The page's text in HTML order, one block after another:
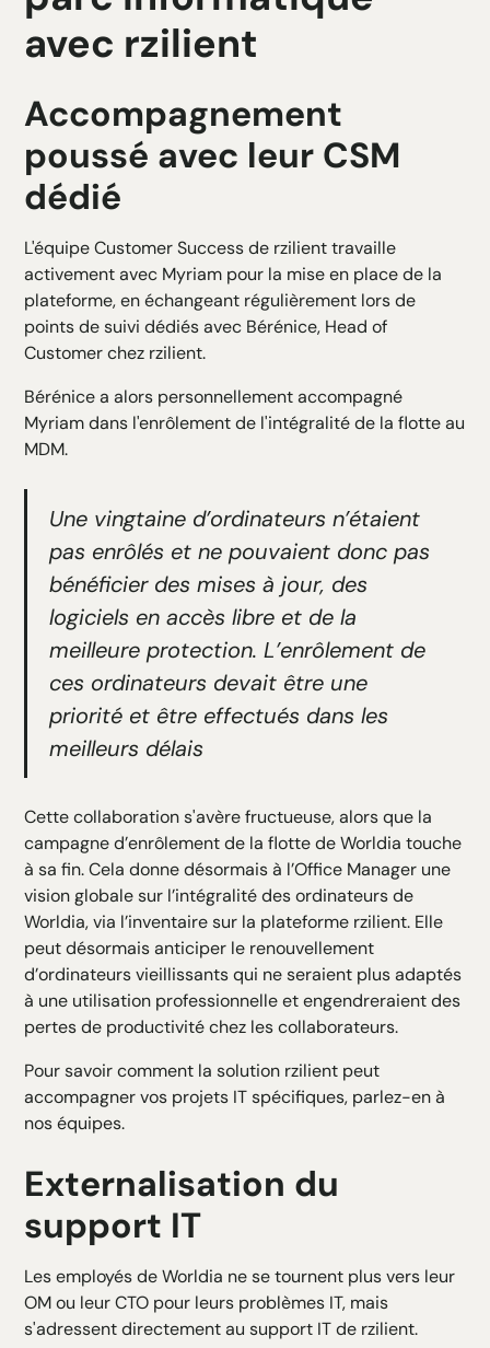
avec rzilient
Accompagnement
poussé avec leur CSM
dédié
L'équipe Customer Success de rzilient travaille
activement avec Myriam pour la mise en place de la
plateforme, en échangeant régulièrement lors de
points de suivi dédiés avec Bérénice, Head of
Customer chez rzilient.
Bérénice a alors personnellement accompagné
Myriam dans l'enrôlement de l'intégralité de la flotte au
MDM.
Une vingtaine d’ordinateurs n’étaient
pas enrôlés et ne pouvaient donc pas
bénéficier des mises à jour, des
logiciels en accès libre et de la
meilleure protection. L’enrôlement de
ces ordinateurs devait être une
priorité et être effectués dans les
meilleurs délais
Cette collaboration s'avère fructueuse, alors que la
campagne d’enrôlement de la flotte de Worldia touche
à sa fin. Cela donne désormais à l’Office Manager une
vision globale sur l’intégralité des ordinateurs de
Worldia, via l’inventaire sur la plateforme rzilient. Elle
peut désormais anticiper le renouvellement
d’ordinateurs vieillissants qui ne seraient plus adaptés
à une utilisation professionnelle et engendreraient des
pertes de productivité chez les collaborateurs.
Pour savoir comment la solution rzilient peut
accompagner vos projets IT spécifiques, parlez-en à
nos équipes.
Externalisation du
support IT
Les employés de Worldia ne se tournent plus vers leur
OM ou leur CTO pour leurs problèmes IT, mais
s'adressent directement au support IT de rzilient.